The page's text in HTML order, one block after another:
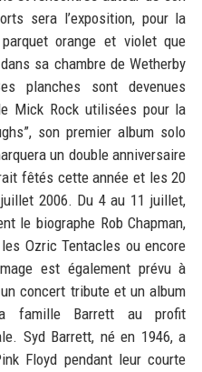
sera l’exposition, pour la
orange et violet que
sa chambre de Wetherby
planches sont devenues
Mick Rock utilisées pour la
son premier album solo
un double anniversaire
fêtés cette année et les 20
2006. Du 4 au 11 juillet,
le biographe Rob Chapman,
Ozric Tentacles ou encore
est également prévu à
concert tribute et un album
famille Barrett au profit
Syd Barrett, né en 1946, a
Floyd pendant leur courte